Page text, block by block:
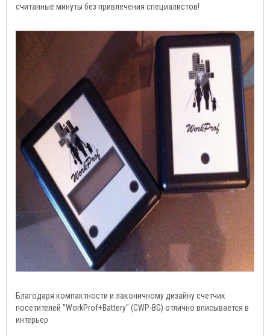
считанные минуты без привлечения специалистов!
Благодаря компактности и лаконичному дизайну счетчик
посетителей "WorkProf+Battery" (CWP-BG) отлично вписывается в
интерьер